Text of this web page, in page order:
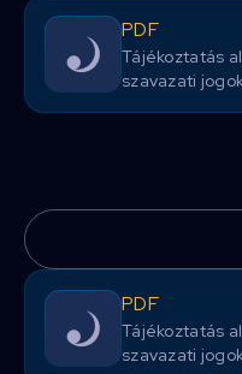
PDF
Tájékoztatás
szavazati
PDF
Tájékoztatás
szavazati